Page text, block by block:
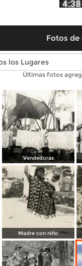
Fotos
Últimas fotos
Vendedoras
Madre con niño